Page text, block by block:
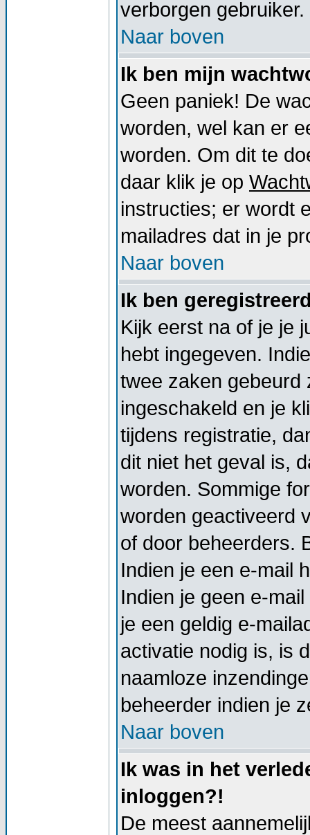
verborgen gebruiker.
Naar boven
Ik ben mijn
Geen paniek! De
worden, wel kan er
worden. Om dit te
daar klik je op
instructies; er wordt
mailadres dat in je
Naar boven
Ik ben
Kijk eerst na of je je
hebt ingegeven.
twee zaken gebeurd
ingeschakeld en je
tijdens registratie,
dit niet het geval is,
worden. Sommige
worden geactiveerd
of door beheerders.
Indien je een e-mail
Indien je geen e-
je een geldig e-
activatie nodig is, is
naamloze
beheerder indien je
Naar boven
Ik was in het
inloggen?!
De meest